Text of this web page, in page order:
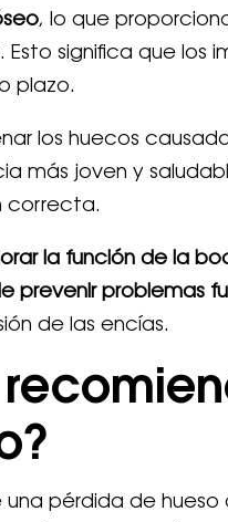
, lo que
significa que los
plazo.
los huecos
más joven y
correcta.
la función de la
prevenir problemas
de las encías.
pérdida de